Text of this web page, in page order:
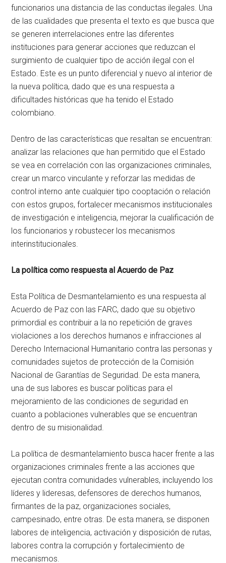
funcionarios una distancia de las conductas ilegales. Una
de las cualidades que presenta el texto es que busca que
se generen interrelaciones entre las diferentes
instituciones para generar acciones que reduzcan el
surgimiento de cualquier tipo de acción ilegal con el
Estado. Este es un punto diferencial y nuevo al interior de
la nueva política, dado que es una respuesta a
dificultades históricas que ha tenido el Estado
colombiano.
Dentro de las características que resaltan se encuentran:
analizar las relaciones que han permitido que el Estado
se vea en correlación con las organizaciones criminales,
crear un marco vinculante y reforzar las medidas de
control interno ante cualquier tipo cooptación o relación
con estos grupos, fortalecer mecanismos institucionales
de investigación e inteligencia, mejorar la cualificación de
los funcionarios y robustecer los mecanismos
interinstitucionales.
La política como respuesta al Acuerdo de Paz
Esta Política de Desmantelamiento es una respuesta al
Acuerdo de Paz con las FARC, dado que su objetivo
primordial es contribuir a la no repetición de graves
violaciones a los derechos humanos e infracciones al
Derecho Internacional Humanitario contra las personas y
comunidades sujetos de protección de la Comisión
Nacional de Garantías de Seguridad. De esta manera,
una de sus labores es buscar políticas para el
mejoramiento de las condiciones de seguridad en
cuanto a poblaciones vulnerables que se encuentran
dentro de su misionalidad.
La política de desmantelamiento busca hacer frente a las
organizaciones criminales frente a las acciones que
ejecutan contra comunidades vulnerables, incluyendo los
líderes y lideresas, defensores de derechos humanos,
firmantes de la paz, organizaciones sociales,
campesinado, entre otras. De esta manera, se disponen
labores de inteligencia, activación y disposición de rutas,
labores contra la corrupción y fortalecimiento de
mecanismos.